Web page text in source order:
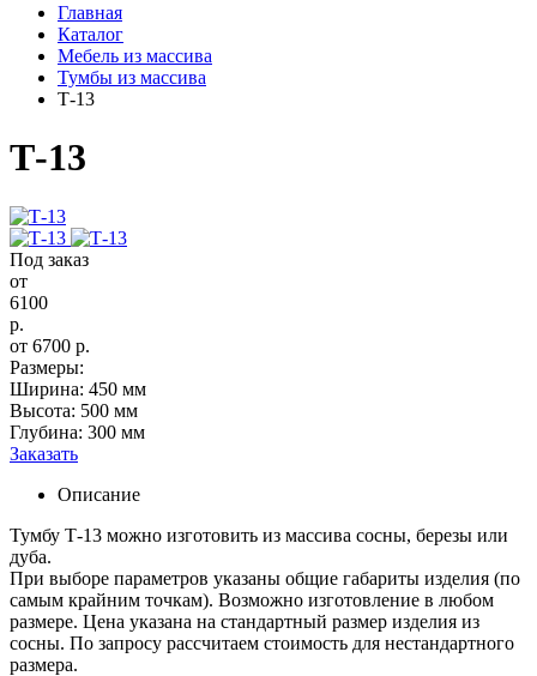
Главная
Каталог
Мебель из массива
Тумбы из массива
Т-13
Т-13
Под заказ
от
6100
р.
от 6700 р.
Размеры:
Ширина: 450 мм
Высота: 500 мм
Глубина: 300 мм
Заказать
Описание
Тумбу Т-13 можно изготовить из массива сосны, березы или
дуба.
При выборе параметров указаны общие габариты изделия (по
самым крайним точкам). Возможно изготовление в любом
размере. Цена указана на стандартный размер изделия из
сосны. По запросу рассчитаем стоимость для нестандартного
размера.